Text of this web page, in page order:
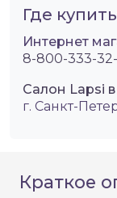
Где
Интернет
8-800-333-32-
Салон Lapsi
г. Санкт-
Краткое